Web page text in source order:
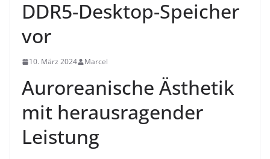
DDR5-Desktop-Speicher
vor
10. März 2024 Marcel
Auroreanische Ästhetik
mit herausragender
Leistung